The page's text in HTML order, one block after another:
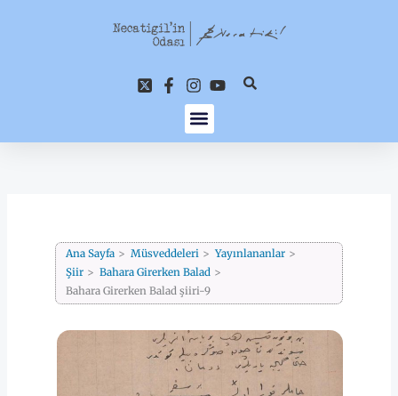
Ana Sayfa Müsveddeleri
Yayınlananlar
Şiir
Bahara Girerken Balad
Bahara Girerken Balad şiiri-9